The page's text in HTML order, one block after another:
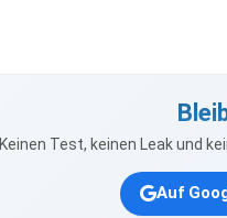
Keinen Test, keinen Leak und
Auf